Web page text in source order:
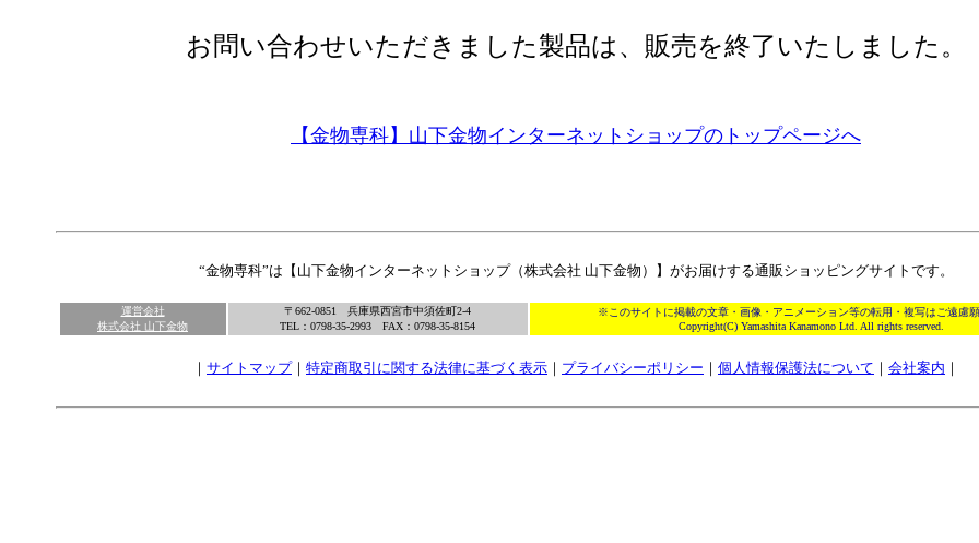
お問い合わせいただきました製品は、販売を終了いたしました。
【金物専科】山下金物インターネットショップのトップページへ
“金物専科”は【山下金物インターネットショップ（株式会社 山下金物）】がお届けする通販ショッピングサイトです。
運営会社
株式会社 山下金物
〒662-0851 兵庫県西宮市中須佐町2-4
TEL：0798-35-2993 FAX：0798-35-8154
※このサイトに掲載の文章・画像・アニメーション等の転用・複写はご遠慮
Copyright(C) Yamashita Kanamono Ltd. All rights reserved.
｜ サイトマップ｜ 特定商取引に関する法律に基づく表示 ｜ プライバシーポリシー ｜ 個人情報保護法について ｜ 会社案内 ｜